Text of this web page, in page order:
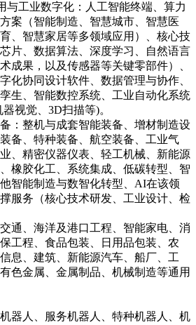
与工业数字化：人工智能终端、算力
案（智能制造、智慧城市、智慧医
、智慧家居等多领域应用）、核心技
片、数据算法、深度学习、自然语言
成果，以及传感器等关键零部件）、
化协同设计软件、数据管理与协作、
生、智能数控系统、工业自动化系统
视觉、3D扫描等)。
：整机与成套智能装备、增材制造设
备、特种装备、航空装备、工业气
、精密仪器仪表、轻工机械、新能源
橡胶化工、系统集成、低碳转型、智
智能制造与数智化转型、AI在该领
服务（核心技术研发、工业设计、检
通、海洋及港口工程、智能家电、消
工程、食品包装、日用品包装、农
息、建筑、新能源汽车、船厂、工
色金属、金属制品、机械制造等通用
器人、服务机器人、特种机器人、机